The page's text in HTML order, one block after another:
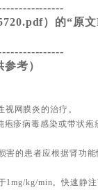
）的“原
考）
网膜炎的治疗。
疹病毒感染或带状疱
的患者应根据肾功能
1mg/kg/min。快速静